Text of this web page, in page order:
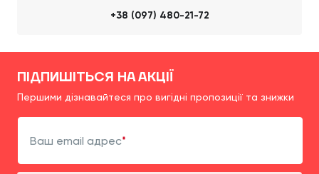
+38 (097) 480-21-72
ПІДПИШІТЬСЯ НА АКЦІЇ
Першими дізнавайтеся про вигідні пропозиції та знижки
Ваш email адрес